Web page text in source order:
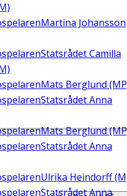
Martina Johansson
Statsrådet Camilla
Mats Berglund
Statsrådet Anna
Mats Berglund
Statsrådet Anna
Ulrika Heindorff
Statsrådet Anna